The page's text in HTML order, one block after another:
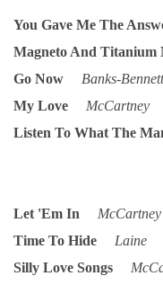
DISKOGRAFIE - ALBA
DISKOGRAFIE - ALBA
DISKOGRAFIE -
DISKOGRAFIE -
You Gave Me The
Magneto And
Go Now Banks-
My Love McCartney
Listen To What The
Let 'Em In McCartney
Time To Hide Laine
Silly Love Songs